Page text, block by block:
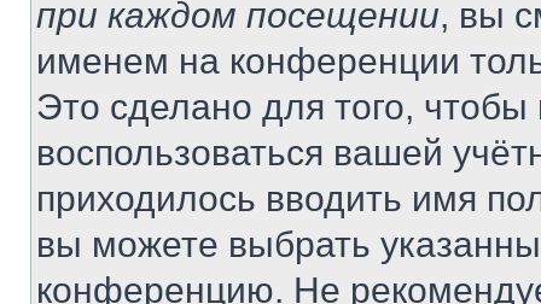
при каждом посещении, вы
именем на конференции
Это сделано для того, чтобы
воспользоваться вашей
приходилось вводить имя
вы можете выбрать
конференцию. Не